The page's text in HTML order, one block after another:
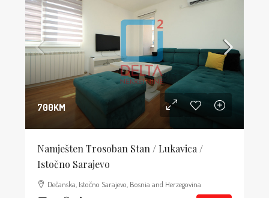
700KM
Namješten Trosoban Stan / Lukavica /
Istočno Sarajevo
Dečanska, Istočno Sarajevo, Bosnia and Herzegovina